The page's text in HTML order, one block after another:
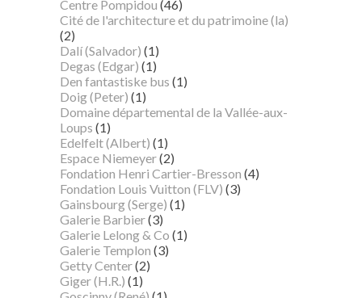
Centre Pompidou (46)
Cité de l'architecture et du patrimoine (la)
(2)
Dalí (Salvador) (1)
Degas (Edgar) (1)
Den fantastiske bus (1)
Doig (Peter) (1)
Domaine départemental de la Vallée-aux-
Loups (1)
Edelfelt (Albert) (1)
Espace Niemeyer(2)
Fondation Henri Cartier-Bresson (4)
Fondation Louis Vuitton (FLV) (3)
Gainsbourg (Serge) (1)
Galerie Barbier(3)
Galerie Lelong & Co (1)
Galerie Templon (3)
Getty Center(2)
Giger (H.R.) (1)